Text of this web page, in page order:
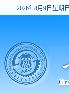
2026年8月9日星期日
12:37:32